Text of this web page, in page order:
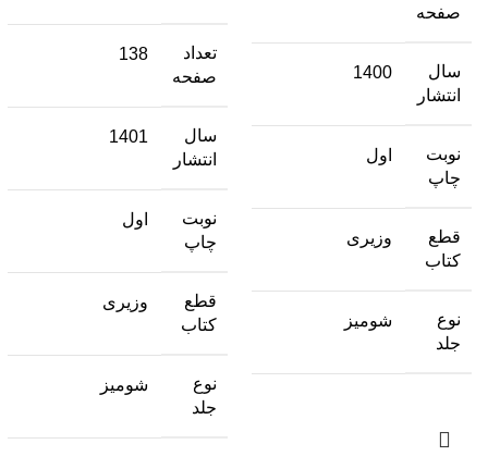
صفحه
سال
انتشار
1400
نوبت
چاپ
اول
قطع
کتاب
وزیری
نوع
جلد
شومیز
تعداد
صفحه
138
سال
انتشار
1401
نوبت
چاپ
اول
قطع
کتاب
وزیری
نوع
جلد
شومیز